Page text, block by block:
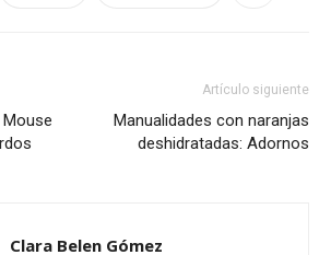
Artículo siguiente
Manualidades con naranjas
deshidratadas: Adornos
Clara Belen Gómez